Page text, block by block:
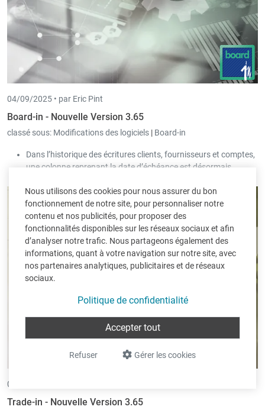
Nous utilisons des cookies pour nous assurer du bon
fonctionnement de notre site, pour personnaliser notre
contenu et nos publicités, pour proposer des
fonctionnalités disponibles sur les réseaux sociaux et afin
d’analyser notre trafic. Nous partageons également des
informations, quant à votre navigation sur notre site, avec
nos partenaires analytiques, publicitaires et de réseaux
sociaux.
Politique de confidentialité
Gérer les cookies
Refuser
Accepter tout
04/09/2025 • par Eric Pint
Board-in - Nouvelle Version 3.65
classé sous: Modifications des logiciels | Board-in
Dans l’historique des écritures clients, fournisseurs et comptes,
une colonne reprenant la date d’échéance est désormais
Dans les postes ouverts, il est maintenant possible d’afficher les
colonnes suivantes : client, date d’échéance, date de facture,
numéro de facture, commentaire de facture. Ceci est surtout
prévu pour des exports.
Dans la liste des clients, des fournisseurs et des comptes, des
colonnes reprennent le chiffre d’affaires et le solde. La période à
laquelle se rapportent les montants figure désormais dans
l’intitulé de la colonne.
04/09/2025 •
Trade-in - Nouvelle Version 3.65